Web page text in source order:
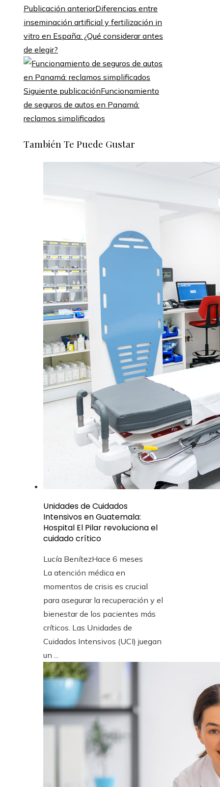
Publicación anteriorDiferencias entre
inseminación artificial y fertilización in
vitro en España: ¿Qué considerar antes
de elegir?
Siguiente publicaciónFuncionamiento
de seguros de autos en Panamá:
reclamos simplificados
También Te Puede Gustar
Unidades de Cuidados
Intensivos en Guatemala:
Hospital El Pilar revoluciona el
cuidado crítico
Lucía BenítezHace 6 meses
La atención médica en
momentos de crisis es crucial
para asegurar la recuperación y el
bienestar de los pacientes más
críticos. Las Unidades de
Cuidados Intensivos (UCI) juegan
un ...